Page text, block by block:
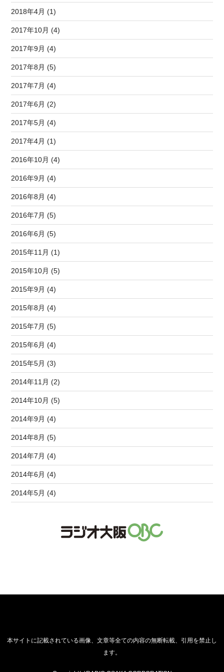
2018年4月 (1)
2017年10月 (4)
2017年9月 (4)
2017年8月 (5)
2017年7月 (4)
2017年6月 (2)
2017年5月 (4)
2017年4月 (1)
2016年10月 (4)
2016年9月 (4)
2016年8月 (4)
2016年7月 (5)
2016年6月 (5)
2015年11月 (1)
2015年10月 (5)
2015年9月 (4)
2015年8月 (4)
2015年7月 (5)
2015年6月 (4)
2015年5月 (3)
2014年11月 (2)
2014年10月 (5)
2014年9月 (4)
2014年8月 (5)
2014年7月 (4)
2014年6月 (4)
2014年5月 (4)
本サイトに記載されている画像、文章等全ての内容の無断転載、引用を禁止し
ます。